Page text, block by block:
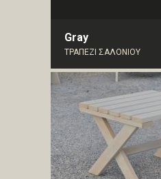
Gray
ΤΡΑΠΕΖΙ ΣΑΛΟΝΙΟΥ